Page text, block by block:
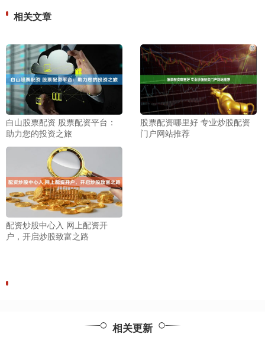
相关文章
白山股票配资 股票配资平台：
助力您的投资之旅
股票配资哪里好 专业炒股配资
门户网站推荐
配资炒股中心入 网上配资开
户，开启炒股致富之路
相关更新